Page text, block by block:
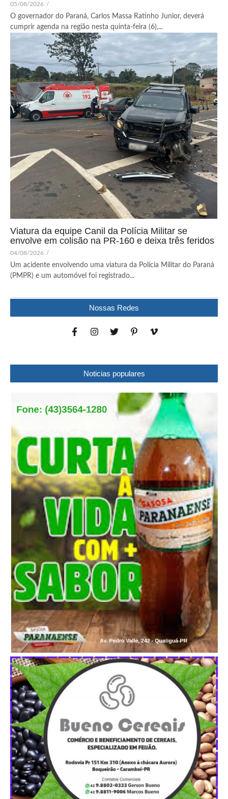
05/08/2026 /
O governador do Paraná, Carlos Massa Ratinho Junior, deverá
cumprir agenda na região nesta quinta-feira (6),...
Viatura da equipe Canil da Polícia Militar se
envolve em colisão na PR-160 e deixa três feridos
04/08/2026 /
Um acidente envolvendo uma viatura da Polícia Militar do Paraná
(PMPR) e um automóvel foi registrado...
Nossas Redes
Noticias populares